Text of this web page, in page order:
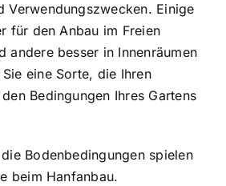
Verwendungszwecken. Einige
für den Anbau im Freien
andere besser in Innenräumen
eine Sorte, die Ihren
Bedingungen Ihres Gartens
Bodenbedingungen spielen
beim Hanfanbau.